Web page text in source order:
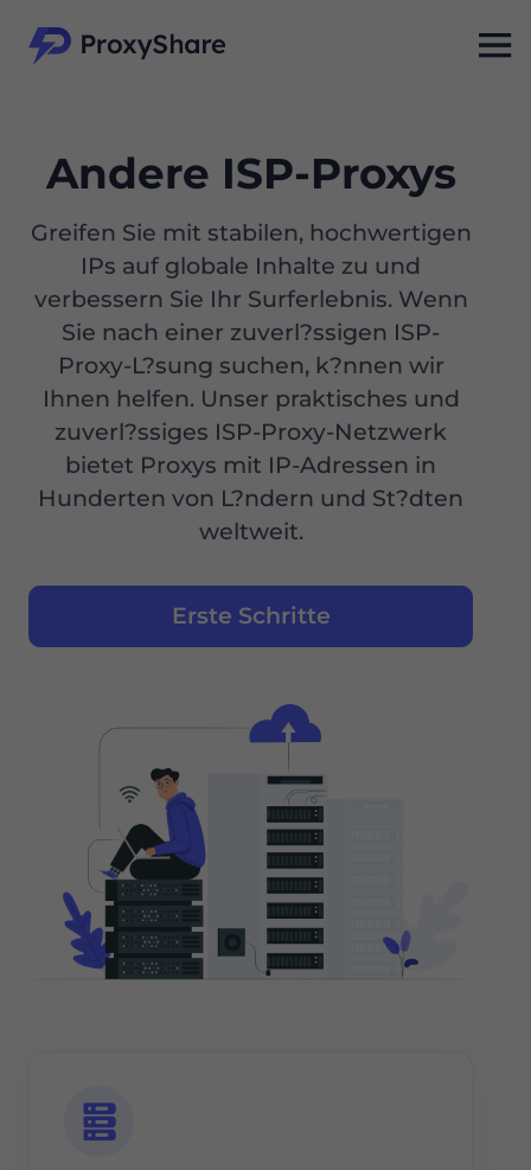
Andere ISP-Proxys
Greifen Sie mit stabilen, hochwertigen
IPs auf globale Inhalte zu und
verbessern Sie Ihr Surferlebnis. Wenn
Sie nach einer zuverl?ssigen ISP-
Proxy-L?sung suchen, k?nnen wir
Ihnen helfen. Unser praktisches und
zuverl?ssiges ISP-Proxy-Netzwerk
bietet Proxys mit IP-Adressen in
Hunderten von L?ndern und St?dten
weltweit.
Erste Schritte